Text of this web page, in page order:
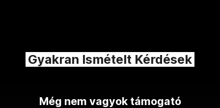
Gyakran Ismételt Kérdések
Még nem vagyok támogató